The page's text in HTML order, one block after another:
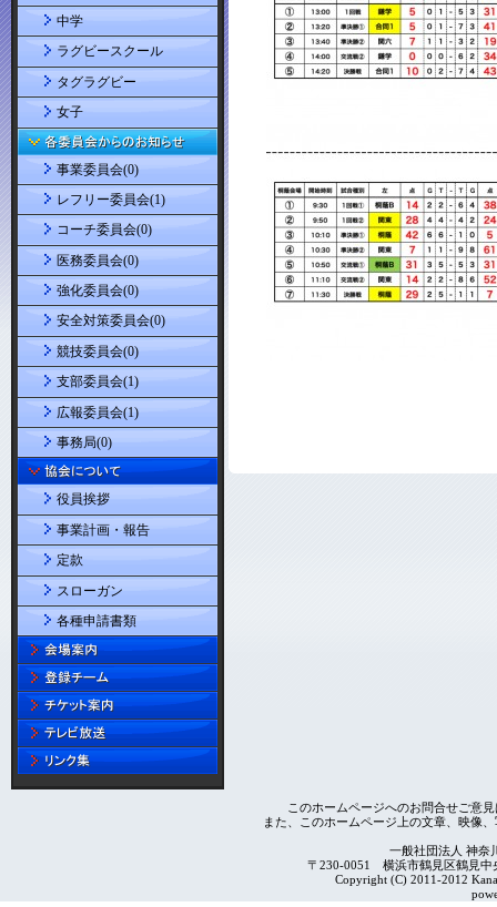
中学
ラグビースクール
タグラグビー
女子
事業委員会(0)
レフリー委員会(1)
コーチ委員会(0)
医務委員会(0)
強化委員会(0)
安全対策委員会(0)
競技委員会(0)
支部委員会(1)
広報委員会(1)
事務局(0)
役員挨拶
事業計画・報告
定款
スローガン
各種申請書類
このホームページへのお問合せご意
また、このホームページ上の文章、映像
一般社団法人 神奈
〒230-0051 横浜市鶴見区鶴見
Copyright (C) 2011-2012